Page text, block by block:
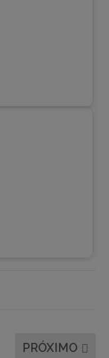
PRÓXIMO